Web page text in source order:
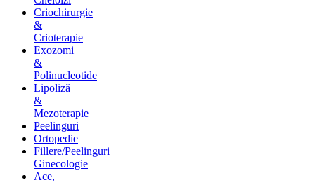
Criochirurgie
&
Crioterapie
Exozomi
&
Polinucleotide
Lipoliză
&
Mezoterapie
Peelinguri
Ortopedie
Fillere/Peelinguri
Ginecologie
Ace,